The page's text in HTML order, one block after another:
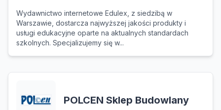
Wydawnictwo internetowe Edulex, z siedzibą w
Warszawie, dostarcza najwyższej jakości produkty i
usługi edukacyjne oparte na aktualnych standardach
szkolnych. Specjalizujemy się w...
POLCEN Sklep Budowlany